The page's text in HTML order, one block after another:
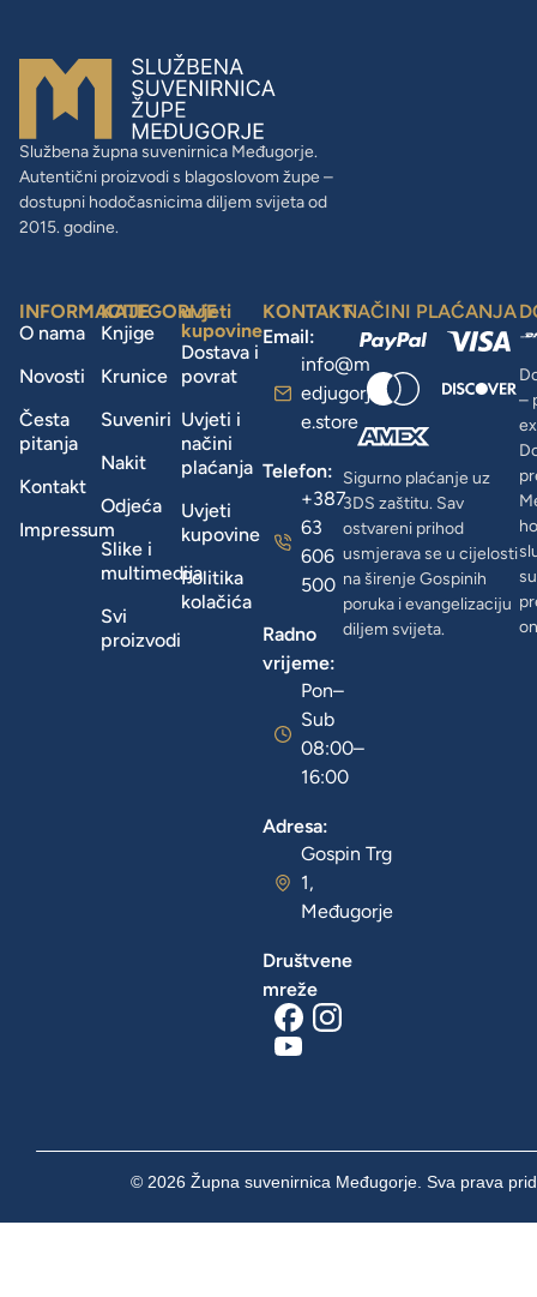
Službena župna suvenirnica Međugorje.
Autentični proizvodi s blagoslovom župe –
dostupni hodočasnicima diljem svijeta od
2015. godine.
INFORMACIJE
O nama
Novosti
Česta
pitanja
Kontakt
Impressum
KATEGORIJE
Knjige
Krunice
Suveniri
Nakit
Odjeća
Slike i
multimedija
Svi
proizvodi
uvjeti
kupovine
Dostava i
povrat
Uvjeti i
načini
plaćanja
Uvjeti
kupovine
Politika
kolačića
KONTAKT
Email:
info@m
edjugorj
e.store
Telefon:
+387
63
606
500
Radno
vrijeme:
Pon–
Sub
08:00–
16:00
Adresa:
Gospin Trg
1,
Međugorje
Društvene
mreže
NAČINI PLAĆANJA
Sigurno plaćanje uz
3DS zaštitu. Sav
ostvareni prihod
usmjerava se u cijelosti
na širenje Gospinih
poruka i evangelizaciju
diljem svijeta.
–
© 2026 Župna suvenirnica Međugorje. Sva prava